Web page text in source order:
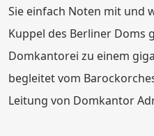
Sie einfach Noten mit und
Kuppel des Berliner Doms
Domkantorei zu einem
begleitet vom
Leitung von Domkantor